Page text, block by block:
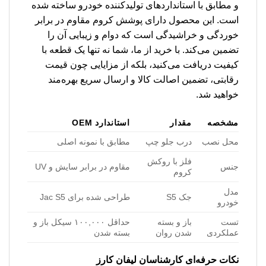
و مطابق با استانداردهای تولیدکننده خودرو ساخته شده
است. این محصول دارای پوشش کروم مقاوم در برابر
خوردگی و خراشیدگی است که دوام و زیبایی آن را
تضمین می‌کند. با خرید از ما، شما نه تنها یک قطعه با
کیفیت دریافت می‌کنید، بلکه از مزایایی چون قیمت
رقابتی، تضمین اصالت کالا و ارسال سریع بهره‌مند
خواهید شد.
مشخصه مقدار
استاندارد OEM
محل نصب
درب جلو چپ مطابق با نمونه اصلی
جنس
فلز با روکش
کروم
مقاوم در برابر سایش و UV
مدل
خودرو
جک S5 طراحی شده برای Jac S5
تست
عملکردی
باز و بسته
شدن روان
حداقل ۱۰۰,۰۰۰ سیکل باز و
بسته شدن
نکات حرفه‌ای کارشناسان لیفان کارز